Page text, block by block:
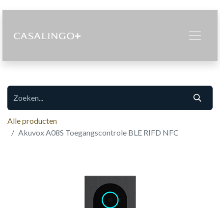
Alle producten
Akuvox A08S Toegangscontrole BLE RIFD NFC